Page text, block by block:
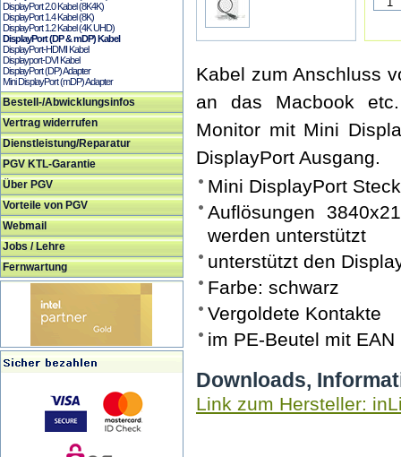
DisplayPort 2.0 Kabel (8K4K)
DisplayPort 1.4 Kabel (8K)
DisplayPort 1.2 Kabel (4K UHD)
DisplayPort (DP & mDP) Kabel
DisplayPort-HDMI Kabel
Displayport-DVI Kabel
DisplayPort (DP) Adapter
Mini DisplayPort (mDP) Adapter
Bestell-/Abwicklungsinfos
Vertrag widerrufen
Dienstleistung/Reparatur
PGV KTL-Garantie
Über PGV
Vorteile von PGV
Webmail
Jobs / Lehre
Fernwartung
Kabel zum Anschluss
an das Macbook
Monitor mit Mini
DisplayPort Ausgang.
Mini DisplayPort
Auflösungen
werden unterstützt
unterstützt den
Farbe: schwarz
Vergoldete Kontakte
im PE-Beutel mit EAN
Downloads,
Link zum Hersteller: